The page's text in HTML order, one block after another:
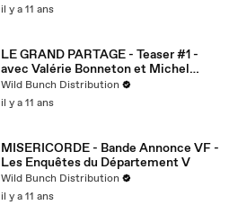
il y a 11 ans
LE GRAND PARTAGE - Teaser #1 -
avec Valérie Bonneton et Michel
Vuillermoz - au cinéma le 23 décembre
Wild Bunch Distribution
il y a 11 ans
MISERICORDE - Bande Annonce VF -
Les Enquêtes du Département V
Wild Bunch Distribution
il y a 11 ans